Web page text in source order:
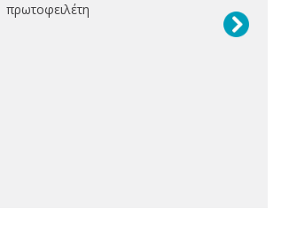
πρωτοφειλέτη